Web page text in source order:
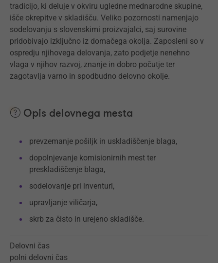
tradicijo, ki deluje v okviru ugledne mednarodne skupine,
išče okrepitve v skladišču. Veliko pozornosti namenjajo
sodelovanju s slovenskimi proizvajalci, saj surovine
pridobivajo izključno iz domačega okolja. Zaposleni so v
ospredju njihovega delovanja, zato podjetje nenehno
vlaga v njihov razvoj, znanje in dobro počutje ter
zagotavlja varno in spodbudno delovno okolje.
Opis delovnega mesta
prevzemanje pošiljk in uskladiščenje blaga,
dopolnjevanje komisionirnih mest ter
preskladiščenje blaga,
sodelovanje pri inventuri,
upravljanje viličarja,
skrb za čisto in urejeno skladišče.
Delovni čas
polni delovni čas